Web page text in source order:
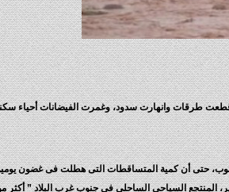
طرقات وانهارت سدود، وغمرت الفيضانات أحياء
حتى أن كمية المتساقطات التى هطلت فى غضون
السياحى الساحلى فى جنوب غرب البلاد ” أكثر من 250